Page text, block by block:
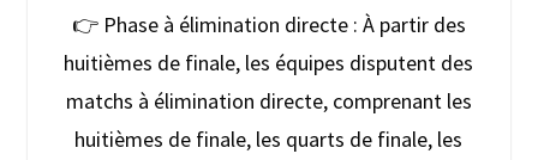
👉 Phase à élimination directe : À partir des
huitièmes de finale, les équipes disputent des
matchs à élimination directe, comprenant les
huitièmes de finale, les quarts de finale, les